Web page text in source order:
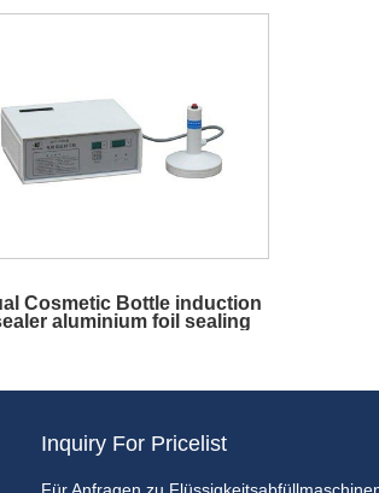
Cosmetic Bottle induction
aluminium foil sealing
Inquiry For Pricelist